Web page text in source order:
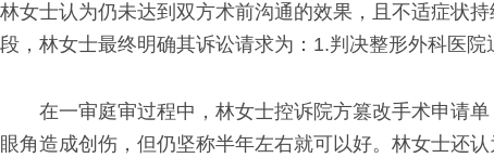
林女士认为仍未达到双方术前沟通的效果，且不适症状
段，林女士最终明确其诉讼请求为：1.判决整形外科医
在一审庭审过程中，林女士控诉院方篡改手术申请
眼角造成创伤，但仍坚称半年左右就可以好。林女士还